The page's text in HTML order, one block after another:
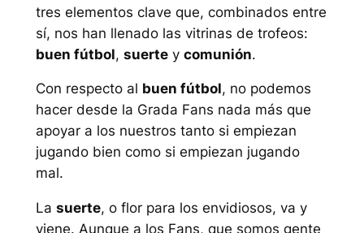
tres elementos clave que, combinados entre
sí, nos han llenado las vitrinas de trofeos:
buen fútbol, suertey comunión.
Con respecto al buen fútbol, no podemos
hacer desde la Grada Fans nada más que
apoyar a los nuestros tanto si empiezan
jugando bien como si empiezan jugando
mal.
La suerte, o flor para los envidiosos, va y
viene. Aunque a los Fans, que somos gente